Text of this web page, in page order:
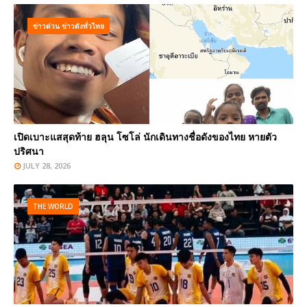
ข่าวด่วน ข่าวดังทั่วไทย
เปิดเบาะแสสุดท้าย ฮลุน โซโล่ นักเดินทางชื่อดังของไทย หายตัว
ปริศนา
JULY 28, 2026
THE WORLD